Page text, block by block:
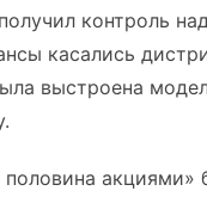
контроль
касались
выстроена